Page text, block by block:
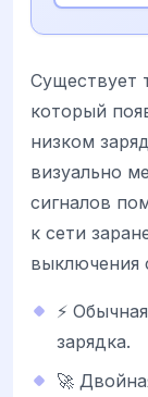
Существует
который
низком
визуально
сигналов
к сети
выключения
⚡
зарядка.
🚀